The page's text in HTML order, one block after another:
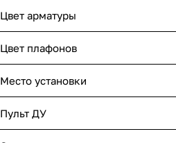
Цвет арматуры
Цвет плафонов
Место установки
Пульт ДУ